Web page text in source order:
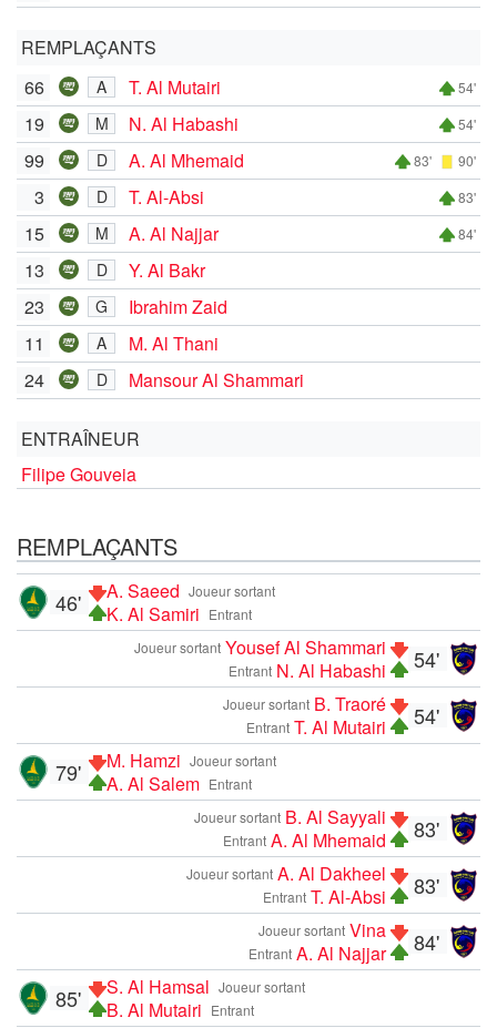
REMPLAÇANTS
66
A T. Al Mutairi 54'
19 M N. Al Habashi 54'
99 D A. Al Mhemaid 83' 90'
3 D T. Al-Absi 83'
15 M A. Al Najjar 84'
13 D
Y. Al Bakr
23
G
Ibrahim Zaid
11
A
M. Al Thani
24
D Mansour Al Shammari
ENTRAÎNEUR
Filipe Gouveia
REMPLAÇANTS
Joueur sortant
A. Saeed
Entrant
K. Al Samiri
46'
54'
Joueur sortant Yousef Al Shammari
Entrant N. Al Habashi
54'
Joueur sortant B. Traoré
Entrant T. Al Mutairi
Joueur sortant
M. Hamzi
Entrant
A. Al Salem
79'
83'
Joueur sortant B. Al Sayyali
Entrant A. Al Mhemaid
83'
Joueur sortant A. Al Dakheel
Entrant T. Al-Absi
84'
Joueur sortant Vina
Entrant A. Al Najjar
Joueur sortant
S. Al Hamsal
Entrant
B. Al Mutairi
85'